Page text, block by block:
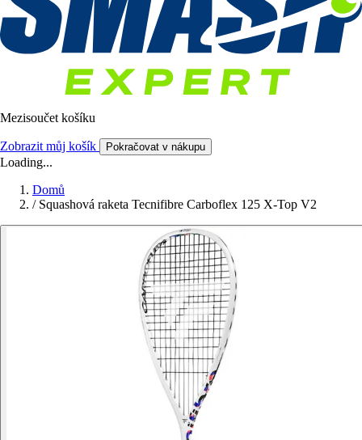
Mezisoučet košíku
Zobrazit můj košík Pokračovat v nákupu
Loading...
Domů
/ Squashová raketa Tecnifibre Carboflex 125 X-Top V2